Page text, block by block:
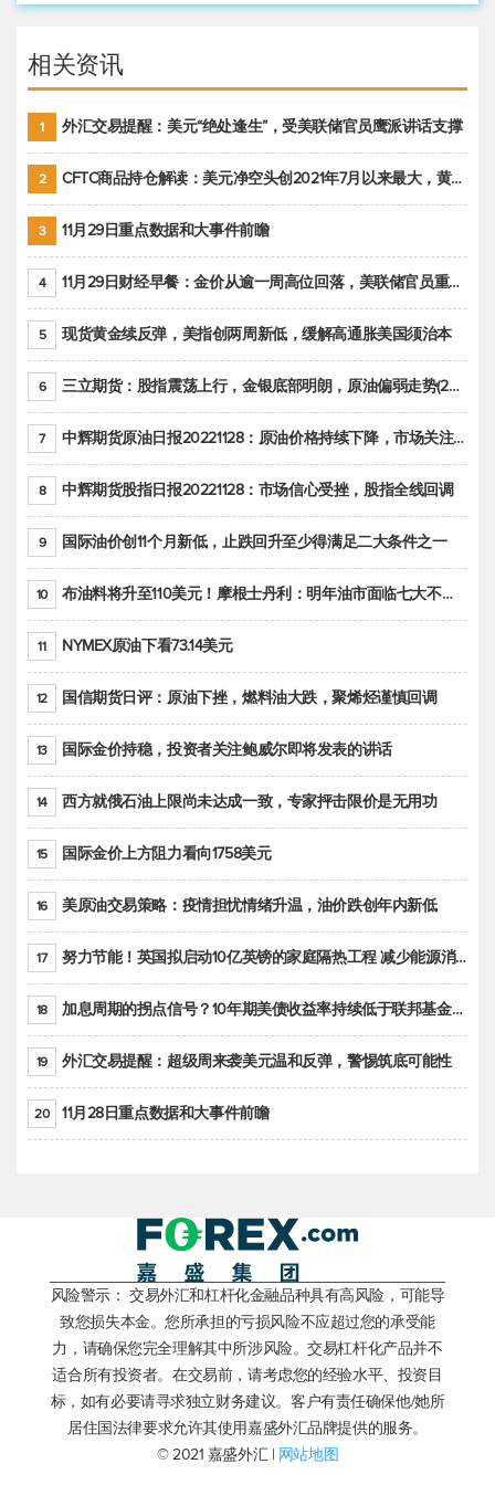
相关资讯
1 外汇交易提醒：美元“绝处逢生”，受美联储官员鹰派讲话支撑
2 CFTC商品持仓解读：美元净空头创2021年7月以来最大，黄金期货投机性净多头头寸减少
3 11月29日重点数据和大事件前瞻
4 11月29日财经早餐：金价从逾一周高位回落，美联储官员重申鹰派立场推动美元回升
5 现货黄金续反弹，美指创两周新低，缓解高通胀美国须治本
6 三立期货：股指震荡上行，金银底部明朗，原油偏弱走势(20221128收评)
7 中辉期货原油日报20221128：原油价格持续下降，市场关注OPEC+新一轮产能政策
8 中辉期货股指日报20221128：市场信心受挫，股指全线回调
9 国际油价创11个月新低，止跌回升至少得满足二大条件之一
10 布油料将升至110美元！摩根士丹利：明年油市面临七大不确定性
11 NYMEX原油下看73.14美元
12 国信期货日评：原油下挫，燃料油大跌，聚烯烃谨慎回调
13 国际金价持稳，投资者关注鲍威尔即将发表的讲话
14 西方就俄石油上限尚未达成一致，专家抨击限价是无用功
15 国际金价上方阻力看向1758美元
16 美原油交易策略：疫情担忧情绪升温，油价跌创年内新低
17 努力节能！英国拟启动10亿英镑的家庭隔热工程 减少能源消耗
18 加息周期的拐点信号？10年期美债收益率持续低于联邦基金利率目标区间
19 外汇交易提醒：超级周来袭美元温和反弹，警惕筑底可能性
20 11月28日重点数据和大事件前瞻
风险警示： 交易外汇和杠杆化金融品种具有高风险，可能导
致您损失本金。您所承担的亏损风险不应超过您的承受能
力，请确保您完全理解其中所涉风险。交易杠杆化产品并不
适合所有投资者。在交易前，请考虑您的经验水平、投资目
标，如有必要请寻求独立财务建议。客户有责任确保他/她所
居住国法律要求允许其使用嘉盛外汇品牌提供的服务。
© 2021 嘉盛外汇 | 网站地图